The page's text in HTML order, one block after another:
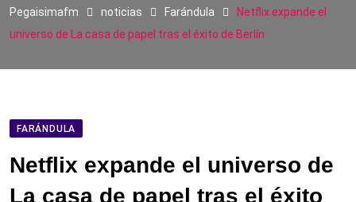
Pegaisimafm noticias Farándula
Netflix expande el
universo de La casa de papel tras el éxito de Berlín
FARÁNDULA
Netflix expande el universo de
La casa de papel tras el éxito